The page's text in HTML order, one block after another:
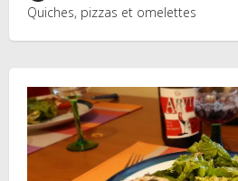
Quiches, pizzas et omelettes